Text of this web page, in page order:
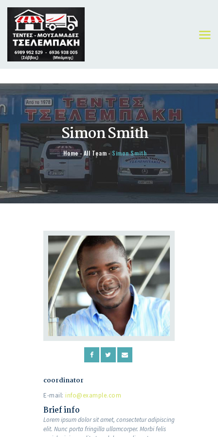
Simon Smith
Home All Team Simon Smith
ΑΡΧΙΚΗ
ΠΡΟΪΟΝΤΑ
ΟΙ ΔΟΥΛΕΙΕΣ ΜΑΣ
ΓΙΑ ΕΜΑΣ
coordinator
E-mail: info@example.com
Brief info
Lorem ipsum dolor sit amet, consectetur adipiscing
elit. Nunc porta fringilla ullamcorper. Morbi felis